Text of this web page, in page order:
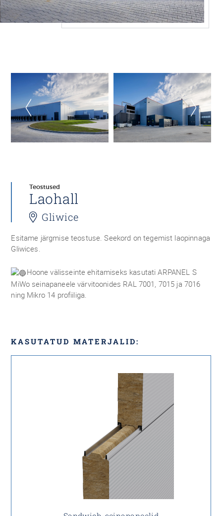
Teostused
Laohall
Gliwice
Esitame järgmise teostuse. Seekord on tegemist laopinnaga
Gliwices.
Hoone välisseinte ehitamiseks kasutati ARPANEL S
MiWo seinapaneele värvitoonides RAL 7001, 7015 ja 7016
ning Mikro 14 profiiliga.
KASUTATUD MATERJALID: